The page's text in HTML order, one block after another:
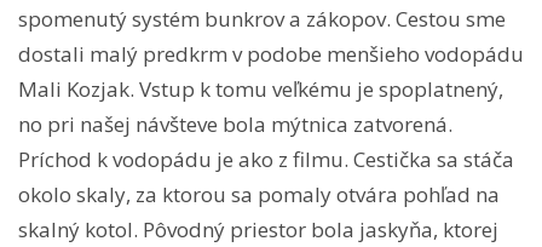
spomenutý systém bunkrov a zákopov. Cestou sme
dostali malý predkrm v podobe menšieho vodopádu
Mali Kozjak. Vstup k tomu veľkému je spoplatnený,
no pri našej návšteve bola mýtnica zatvorená.
Príchod k vodopádu je ako z filmu. Cestička sa stáča
okolo skaly, za ktorou sa pomaly otvára pohľad na
skalný kotol. Pôvodný priestor bola jaskyňa, ktorej